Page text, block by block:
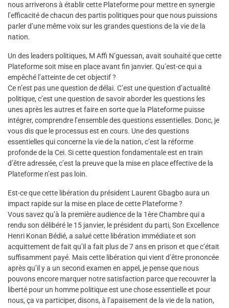
nous arriverons à établir cette Plateforme pour mettre en synergie
l’efficacité de chacun des partis politiques pour que nous puissions
parler d’une même voix sur les grandes questions de la vie de la
nation.
Un des leaders politiques, M Affi N’guessan, avait souhaité que cette
Plateforme soit mise en place avant fin janvier. Qu’est-ce qui a
empêché l’atteinte de cet objectif ?
Ce n’est pas une question de délai. C’est une question d’actualité
politique, c’est une question de savoir aborder les questions les
unes après les autres et faire en sorte que la Plateforme puisse
intégrer, comprendre l’ensemble des questions essentielles. Donc, je
vous dis que le processus est en cours. Une des questions
essentielles qui concerne la vie de la nation, c’est la réforme
profonde de la Cei. Si cette question fondamentale est en train
d’être adressée, c’est la preuve que la mise en place effective de la
Plateforme n’est pas loin.
Est-ce que cette libération du président Laurent Gbagbo aura un
impact rapide sur la mise en place de cette Plateforme ?
Vous savez qu’à la première audience de la 1ère Chambre qui a
rendu son délibéré le 15 janvier, le président du parti, Son Excellence
Henri Konan Bédié, a salué cette libération immédiate et son
acquittement de fait qu’il a fait plus de 7 ans en prison et que c’était
suffisamment payé. Mais cette libération qui vient d’être prononcée
après qu’il y a un second examen en appel, je pense que nous
pouvons encore marquer notre satisfaction parce que recouvrer la
liberté pour un homme politique est une chose essentielle et pour
nous, ça va participer, disons, à l’apaisement de la vie de la nation,